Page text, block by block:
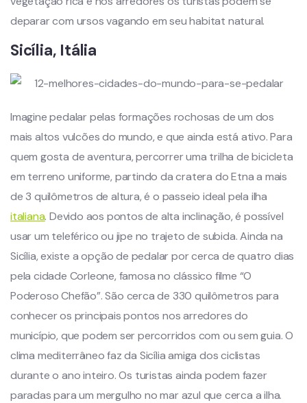
deparar com ursos vagando em seu habitat natural.
Sicília, Itália
Imagine pedalar pelas formações rochosas de um dos
mais altos vulcões do mundo, e que ainda está ativo. Para
quem gosta de aventura, percorrer uma trilha de bicicleta
em terreno uniforme, partindo da cratera do Etna a mais
de 3 quilômetros de altura, é o passeio ideal pela ilha
italiana. Devido aos pontos de alta inclinação, é possível
usar um teleférico ou jipe no trajeto de subida. Ainda na
Sicília, existe a opção de pedalar por cerca de quatro dias
pela cidade Corleone, famosa no clássico filme “O
Poderoso Chefão”. São cerca de 330 quilômetros para
conhecer os principais pontos nos arredores do
município, que podem ser percorridos com ou sem guia. O
clima mediterrâneo faz da Sicília amiga dos ciclistas
durante o ano inteiro. Os turistas ainda podem fazer
paradas para um mergulho no mar azul que cerca a ilha.